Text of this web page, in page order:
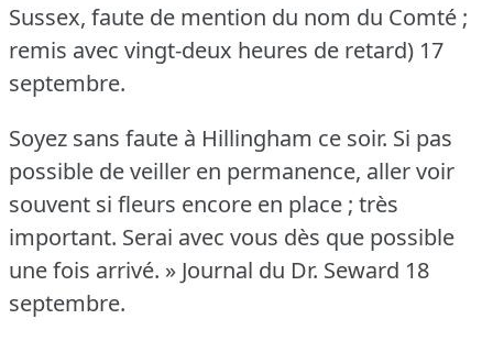
Sussex, faute de mention du nom du Comté ;
remis avec vingt-deux heures de retard) 17
septembre.
Soyez sans faute à Hillingham ce soir. Si pas
possible de veiller en permanence, aller voir
souvent si fleurs encore en place ; très
important. Serai avec vous dès que possible
une fois arrivé. » Journal du Dr. Seward 18
septembre.